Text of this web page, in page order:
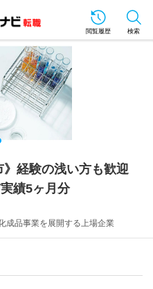
閲覧履歴 検索
》経験の浅い方も歓迎
績5ヶ月分
成品事業を展開する上場企業